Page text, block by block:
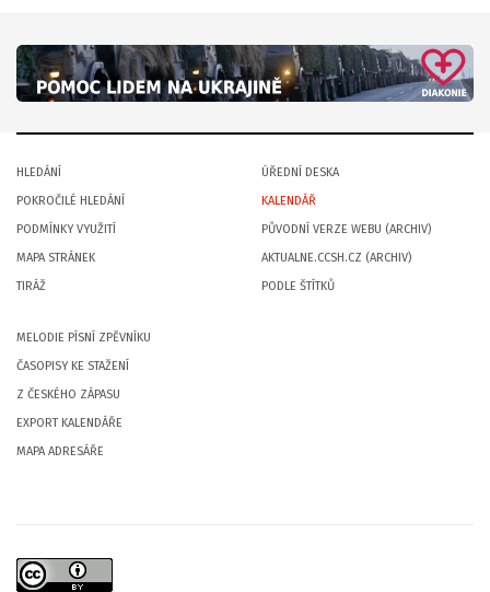
HLEDÁNÍ
POKROČILÉ HLEDÁNÍ
PODMÍNKY VYUŽITÍ
MAPA STRÁNEK
TIRÁŽ
ÚŘEDNÍ DESKA
KALENDÁŘ
PŮVODNÍ VERZE WEBU (ARCHIV)
AKTUALNE.CCSH.CZ (ARCHIV)
PODLE ŠTÍTKŮ
MELODIE PÍSNÍ ZPĚVNÍKU
ČASOPISY KE STAŽENÍ
Z ČESKÉHO ZÁPASU
EXPORT KALENDÁŘE
MAPA ADRESÁŘE